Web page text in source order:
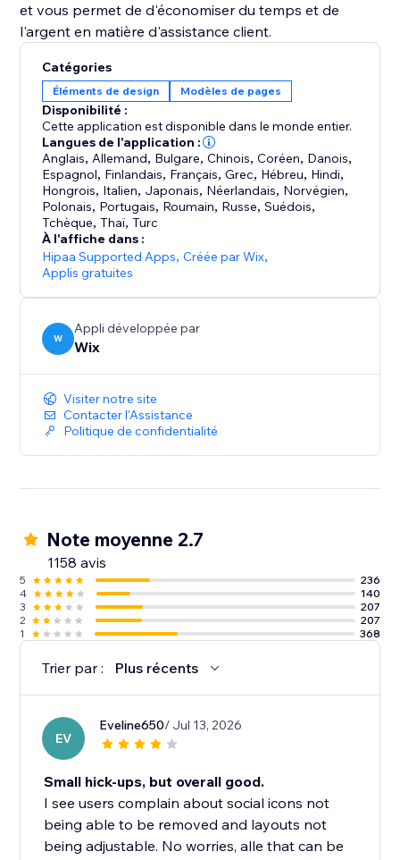
et vous permet de d'économiser du temps et de
l'argent en matière d'assistance client.
Catégories
Éléments de design Modèles de pages
Disponibilité :
Cette application est disponible dans le monde entier.
Langues de l'application :
Anglais, Allemand, Bulgare,Chinois,Coréen, Danois,
Espagnol, Finlandais, Français,Grec, Hébreu, Hindi,
Hongrois, Italien, Japonais, Néerlandais, Norvégien,
Polonais, Portugais, Roumain, Russe,Suédois,
Tchèque,Thaï,Turc
À l'affiche dans :
Hipaa Supported Apps,Créée par Wix,
Applis gratuites
W
Appli développée par
Wix
Visiter notre site
Contacter l'Assistance
Politique de confidentialité
Note moyenne 2.7
1158 avis
5
236
4
140
3
207
2
207
1
368
Trier par : Plus récents
EV
Eveline650/ Jul 13, 2026
Small hick-ups, but overall good.
I see users complain about social icons not
being able to be removed and layouts not
being adjustable. No worries, alle that can be